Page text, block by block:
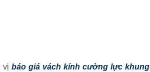
vị báo giá vách kính cường lực khung